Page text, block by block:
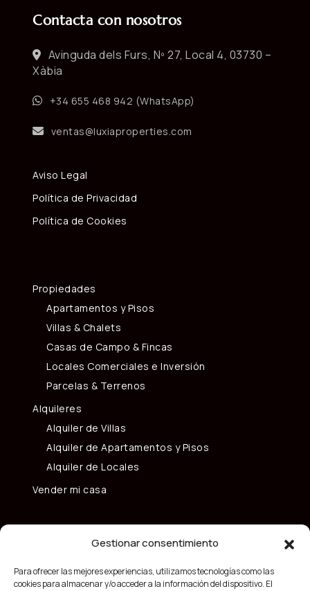
Gestionar consentimiento
Para ofrecer las mejores experiencias, utilizamos tecnologías como las
cookies para almacenar y/o acceder a la información del dispositivo. El
Contacta con nosotros
Avinguda dels Furs, Nº 27, Local 4, 03730 –
Xàbia
+34 655 468 942 (WhatsApp)
ventas@luxiaproperties.com
Aviso Legal
Política de Privacidad
Política de Cookies
Propiedades
Apartamentos y Pisos
Villas & Chalets
Casas de Campo & Fincas
Locales Comerciales e Inversión
Parcelas & Terrenos
Alquileres
Alquiler de Villas
Alquiler de Apartamentos y Pisos
Alquiler de Locales
Vender mi casa